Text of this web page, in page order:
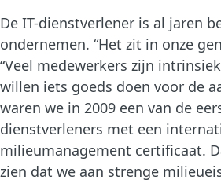
De IT-dienstverlener is al jaren
ondernemen. “Het zit in onze
“Veel medewerkers zijn
willen iets goeds doen voor de
waren we in 2009 een van de
dienstverleners met een
milieumanagement certificaat.
zien dat we aan strenge